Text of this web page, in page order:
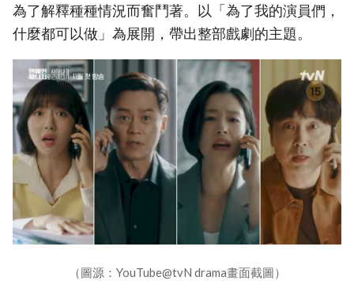
為了解釋種種情況而奮鬥著。以「為了我的演員們，
什麼都可以做」為展開，帶出整部戲劇的主題。
（圖源：YouTube@tvN drama畫面截圖）